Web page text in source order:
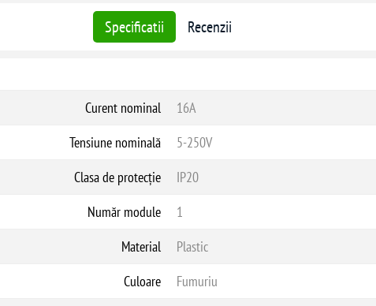
Specificatii Recenzii
Curent nominal
16A
Tensiune nominală
5-250V
Clasa de protecție
IP20
Număr module
1
Material
Plastic
Culoare
Fumuriu